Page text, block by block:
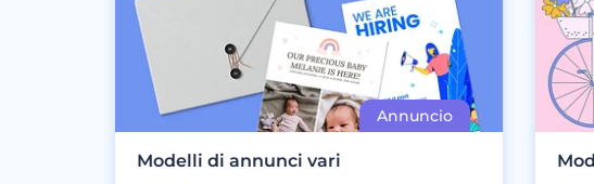
Modelli di annunci vari